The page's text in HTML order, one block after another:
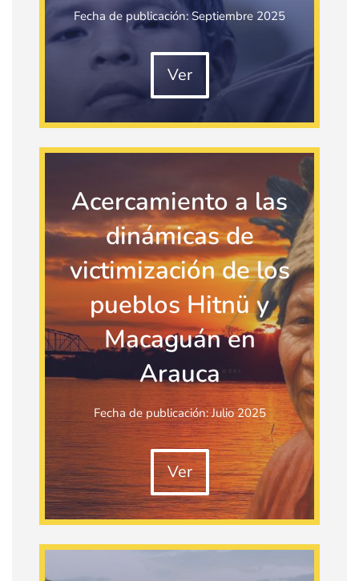
Fecha de publicación: Septiembre 2025
Ver
Acercamiento a las
dinámicas de
victimización de los
pueblos Hitnü y
Macaguán en
Arauca
Fecha de publicación: Julio 2025
Ver